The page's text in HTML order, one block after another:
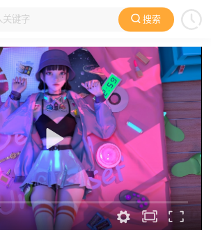
搜索
漫 国产动漫 欧美动漫 动漫电影